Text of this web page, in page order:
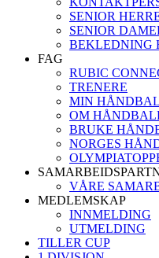
SENIOR
SENIOR
BEKLEDNING
FAG
RUBIC
TRENERE
MIN
OM
BRUKE
NORGES
VÅRE
MEDLEMSKAP
INNMELDING
UTMELDING
TILLER CUP